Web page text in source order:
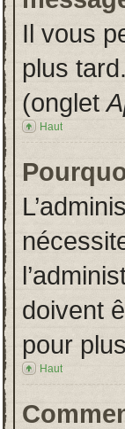
Il vous
plus
(onglet
Haut
doivent
pour
Haut